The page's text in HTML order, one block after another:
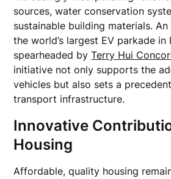
sources, water conservation
sustainable building materials.
the world’s largest EV parkade in
spearheaded byTerry Hui
initiative not only supports the
vehicles but also sets a
transport infrastructure.
Innovative
Housing
Affordable, quality housing